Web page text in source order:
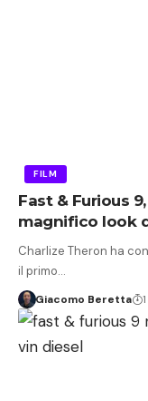
FILM
Fast & Furious
magnifico look
Charlize Theron ha
il primo…
Giacomo Beretta